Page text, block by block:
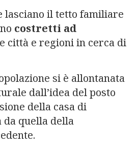
lasciano il tetto familiare
costretti ad
città e regioni in cerca di
si è allontanata
dall’idea del posto
della casa di
quella della